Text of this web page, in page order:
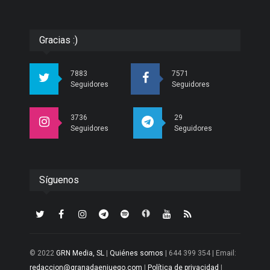
Gracias :)
7883
Seguidores
7571
Seguidores
3736
Seguidores
29
Seguidores
Síguenos
© 2022 GRN Media, SL | Quiénes somos | 644 399 354 | Email:
redaccion@granadaenjuego.com | Política de privacidad |